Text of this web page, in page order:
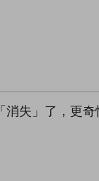
失」了，更